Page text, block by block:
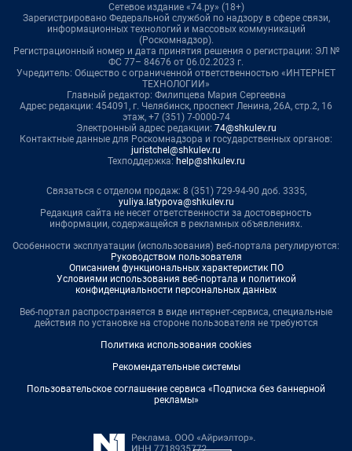
Сетевое издание «74.ру» (18+)
Зарегистрировано Федеральной службой по надзору в сфере связи,
информационных технологий и массовых коммуникаций
(Роскомнадзор).
Регистрационный номер и дата принятия решения о регистрации: ЭЛ №
ФС 77– 84676 от 06.02.2023 г.
Учредитель: Общество с ограниченной ответственностью «ИНТЕРНЕТ
ТЕХНОЛОГИИ»
Главный редактор: Филипцева Мария Сергеевна
Адрес редакции: 454091, г. Челябинск, проспект Ленина, 26А, стр.2, 16
этаж, +7 (351) 7-0000-74
Электронный адрес редакции: 74@shkulev.ru
Контактные данные для Роскомнадзора и государственных органов:
juristchel@shkulev.ru
Техподдержка: help@shkulev.ru
Связаться с отделом продаж: 8 (351) 729-94-90 доб. 3335,
yuliya.latypova@shkulev.ru
Редакция сайта не несет ответственности за достоверность
информации, содержащейся в рекламных объявлениях.
Особенности эксплуатации (использования) веб-портала регулируются:
Руководством пользователя
Описанием функциональных характеристик ПО
Условиями использования веб-портала и политикой
конфиденциальности персональных данных
Веб-портал распространяется в виде интернет-сервиса, специальные
действия по установке на стороне пользователя не требуются
Политика использования cookies
Рекомендательные системы
Пользовательское соглашение сервиса «Подписка без баннерной
рекламы»